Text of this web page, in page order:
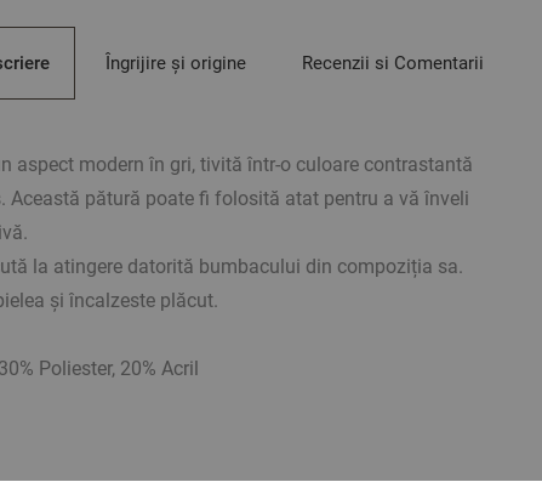
aspect modern în gri, tivită într-o culoare contrastantă
Această pătură poate fi folosită atat pentru a vă înveli
la atingere datorită bumbacului din compoziția sa.
și încalzeste plăcut.
Poliester, 20% Acril
Îngrijire și origine Recenzii si Comentarii